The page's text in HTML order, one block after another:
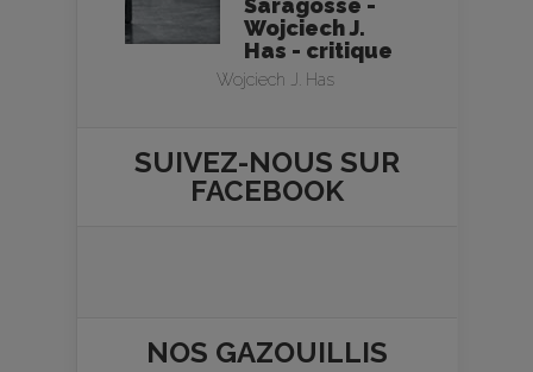
Saragosse -
Wojciech J.
Has - critique
Wojciech J. Has
SUIVEZ-NOUS SUR
FACEBOOK
NOS GAZOUILLIS